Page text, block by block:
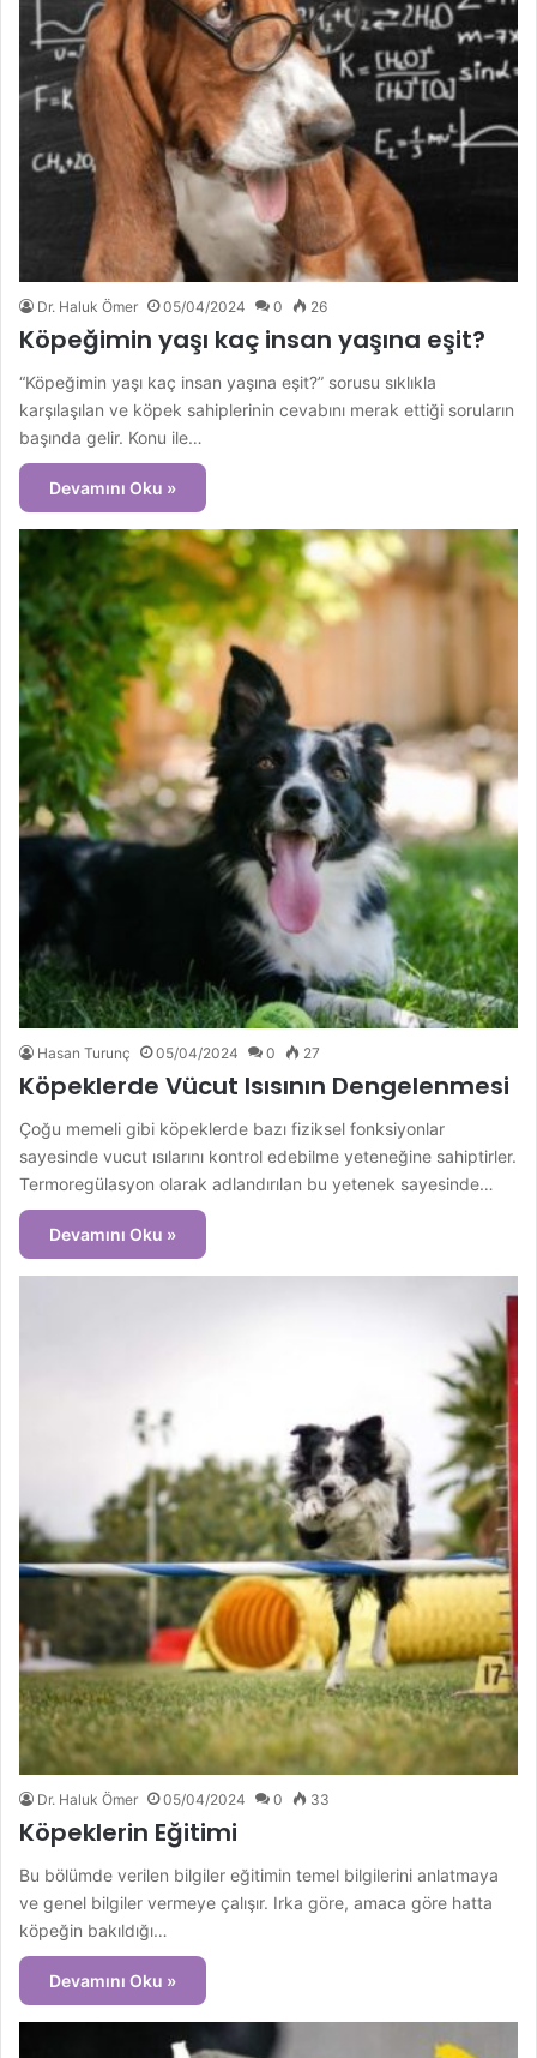
Dr. Haluk Ömer 05/04/2024 0 26
Köpeğimin yaşı kaç insan yaşına eşit?
“Köpeğimin yaşı kaç insan yaşına eşit?” sorusu sıklıkla
karşılaşılan ve köpek sahiplerinin cevabını merak ettiği soruların
başında gelir. Konu ile…
Devamını Oku »
Hasan Turunç 05/04/2024 0 27
Köpeklerde Vücut Isısının Dengelenmesi
Çoğu memeli gibi köpeklerde bazı fiziksel fonksiyonlar
sayesinde vucut ısılarını kontrol edebilme yeteneğine sahiptirler.
Termoregülasyon olarak adlandırılan bu yetenek sayesinde…
Devamını Oku »
Dr. Haluk Ömer 05/04/2024 0 33
Köpeklerin Eğitimi
Bu bölümde verilen bilgiler eğitimin temel bilgilerini anlatmaya
ve genel bilgiler vermeye çalışır. Irka göre, amaca göre hatta
köpeğin bakıldığı…
Devamını Oku »